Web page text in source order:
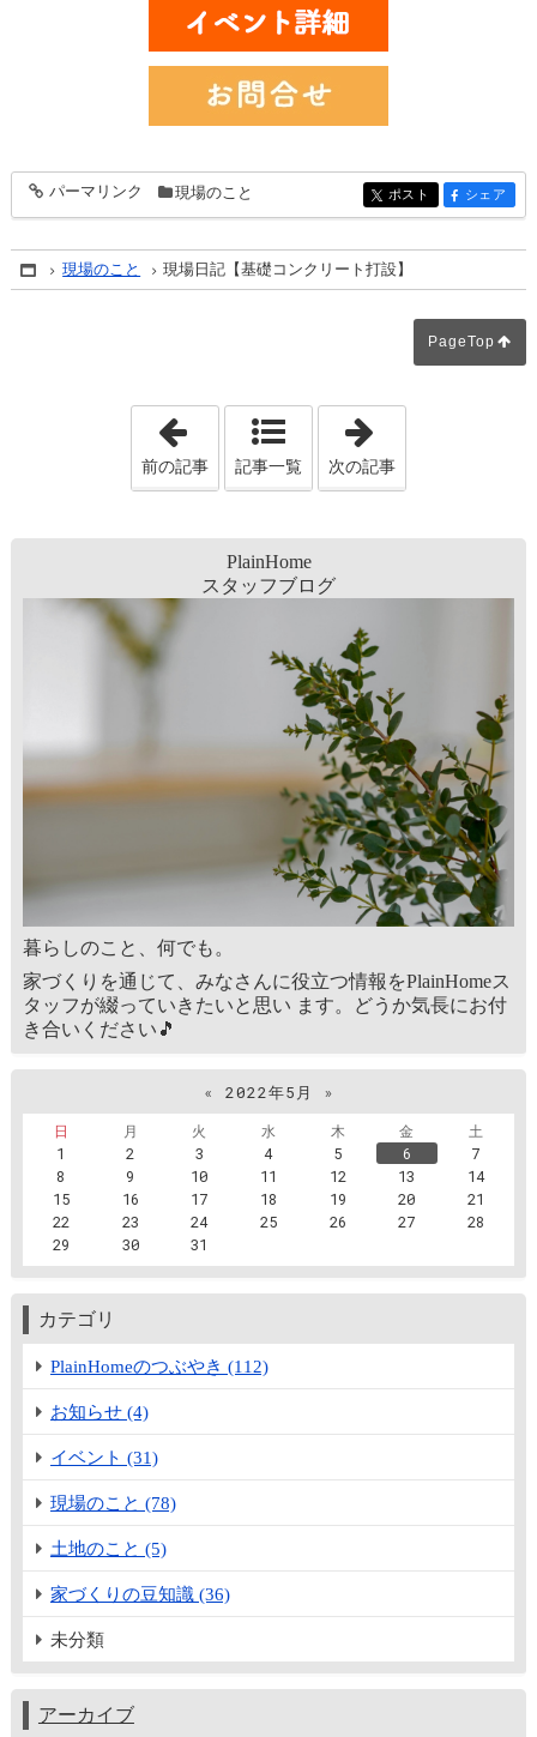
entry407
パーマリンク 現場のこと entry407
ポスト entry407
シェア
Home
現場のこと 現場日記【基礎コンクリート打設】
PageTop
「堺市西区草部の現場より」
前の記事 記事一覧 次の記事
PlainHome
スタッフブログ
暮らしのこと、何でも。
家づくりを通じて、みなさんに役立つ情報をPlainHomeス
タッフが綴っていきたいと思い ます。どうか気長にお付
き合いください🎵
« 2022年5月
»
日
月 火 水 木 金
土
1
2 3 4 5 6
7
8
9 10 11 12 13
14
15
16 17 18 19 20
21
22
23 24 25 26 27
28
29
30 31
カテゴリ
PlainHomeのつぶやき (112)
お知らせ (4)
イベント (31)
現場のこと (78)
土地のこと (5)
家づくりの豆知識 (36)
未分類
アーカイブ